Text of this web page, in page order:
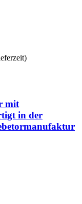
mit
in der